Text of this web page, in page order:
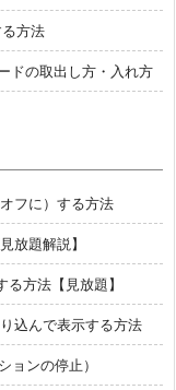
方法
ドの取出し方・入れ方
フに）する方法
放題解説】
方法【見放題】
込んで表示する方法
ョンの停止）